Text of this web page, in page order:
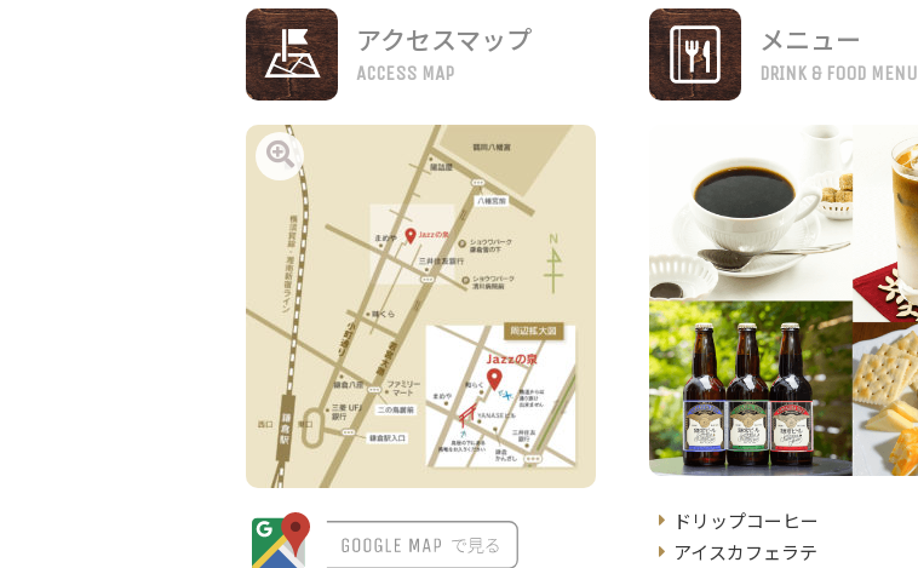
アクセスマップ
ACCESS MAP
メニュー
DRINK & FOOD MENU
ドリップコーヒー
アイスカフェラテ